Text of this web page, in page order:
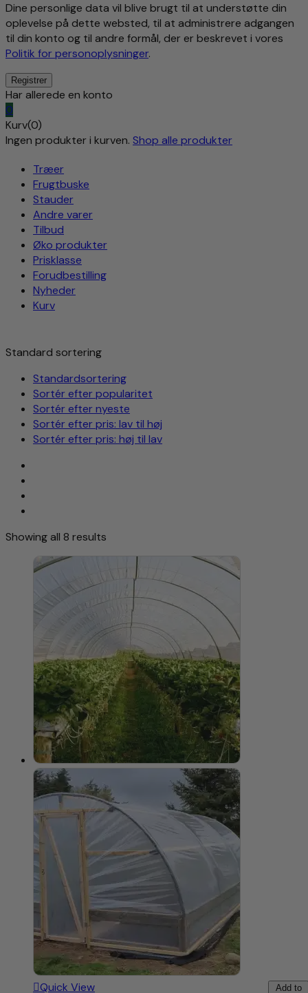
Dine personlige data vil blive brugt til at understøtte din
oplevelse på dette websted, til at administrere adgangen
til din konto og til andre formål, der er beskrevet i vores
Politik for personoplysninger.
Har allerede en konto
0
Kurv(0)
Ingen produkter i kurven. Shop alle produkter
Træer
Frugtbuske
Stauder
Andre varer
Tilbud
Øko produkter
Prisklasse
Forudbestilling
Nyheder
Kurv
Standard sortering
Standardsortering
Sortér efter popularitet
Sortér efter nyeste
Sortér efter pris: lav til høj
Sortér efter pris: høj til lav
Showing all 8 results
Add to
Quick View